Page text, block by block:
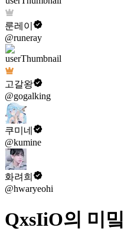
룬레이
@runeray
고갈왕
@gogalking
쿠미네
@kumine
화려희
@hwaryeohi
QxsIiO의 미밐